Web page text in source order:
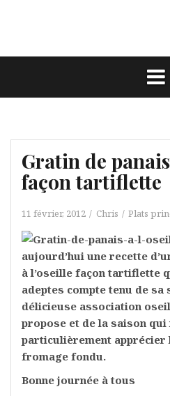
Gratin de
façon tartiflette
11 février, 2012 Chris Plats
aujourd’hui une recette
à l’oseille façon tartiflette
adeptes compte tenu de sa
délicieuse association
propose et de la saison
particulièrement apprécier
fromage fondu.
Bonne journée à tous